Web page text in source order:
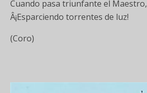
Cuando pasa triunfante el Maestro,
Â¡Esparciendo torrentes de luz!
(Coro)